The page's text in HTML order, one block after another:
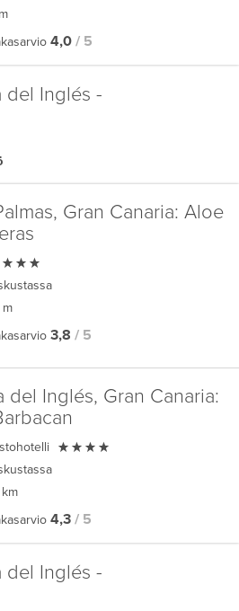
4,0 / 5
del Inglés -
Gran Canaria: Aloe

3,8 / 5
del Inglés, Gran Canaria:

km
4,3 / 5
del Inglés -